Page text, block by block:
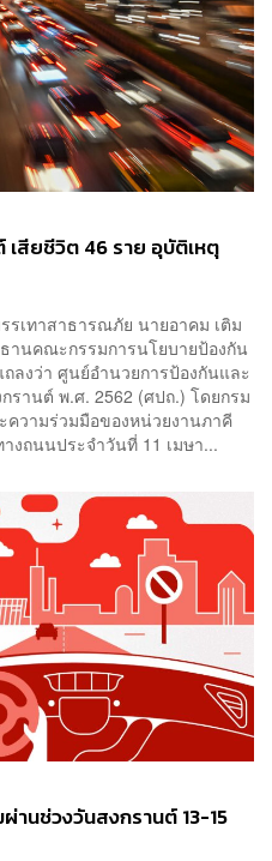
สียชีวิต 46 ราย อุบัติเหตุ
รเทาสาธารณภัย นายอาคม เติม
านคณะกรรมการนโยบายป้องกัน
ลงว่า ศูนย์อำนวยการป้องกันและ
รานต์ พ.ศ. 2562 (ศปถ.) โดยกรม
วามร่วมมือของหน่วยงานภาคี
งถนนประจำวันที่ 11 เมษา...
านช่วงวันสงกรานต์ 13-15